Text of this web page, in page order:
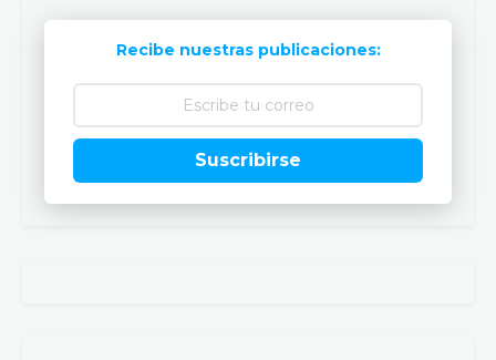
Recibe nuestras publicaciones:
Suscribirse